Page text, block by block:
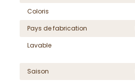
Coloris
Pays de fabrication
Lavable
Saison